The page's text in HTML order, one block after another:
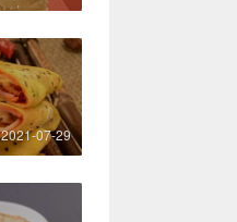
2021-07-29